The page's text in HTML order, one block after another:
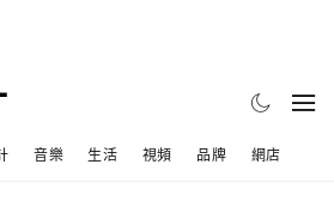
音樂 生活 視頻 品牌 網店